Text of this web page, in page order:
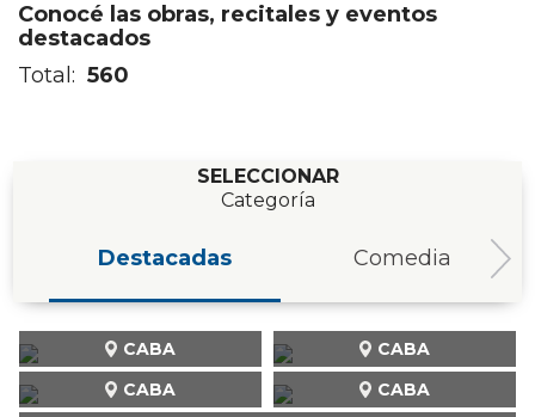
Conocé las obras, recitales y eventos
destacados
Total: 560
SELECCIONAR
Categoría
Destacadas Comedia
CABA
CABA
CABA
CABA